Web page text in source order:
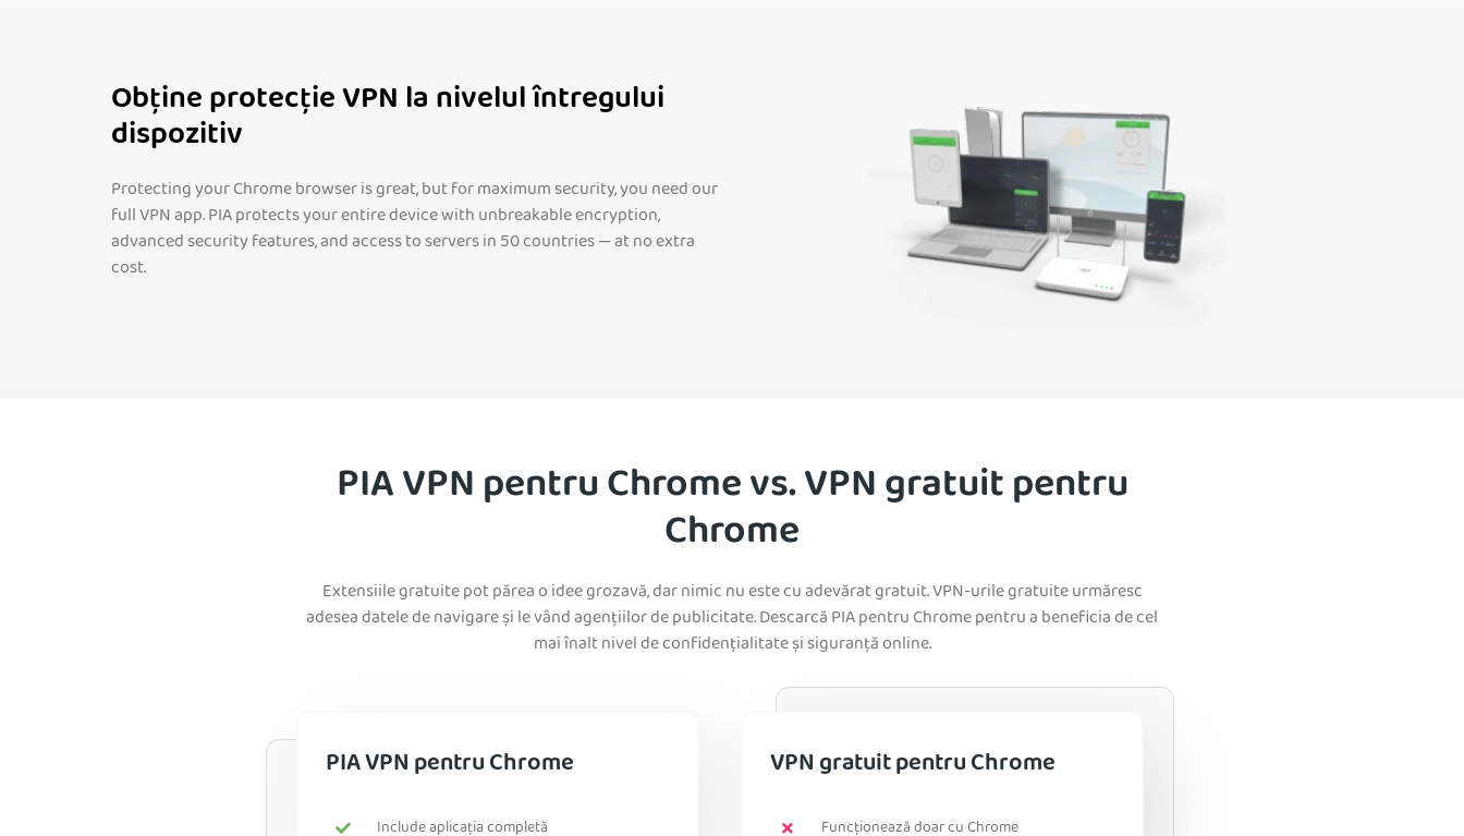
Obține protecție VPN la nivelul întregului
dispozitiv
Protecting your Chrome browser is great, but for maximum security, you need our
full VPN app. PIA protects your entire device with unbreakable encryption,
advanced security features, and access to servers in 50 countries — at no extra
cost.
PIA VPN pentru Chrome vs. VPN gratuit pentru
Chrome
Extensiile gratuite pot părea o idee grozavă, dar nimic nu este cu adevărat gratuit. VPN-urile gratuite urmăresc
adesea datele de navigare și le vând agențiilor de publicitate. Descarcă PIA pentru Chrome pentru a beneficia de cel
mai înalt nivel de confidențialitate și siguranță online.
PIA VPN pentru Chrome
Include aplicația completă
VPN gratuit pentru Chrome
Funcționează doar cu Chrome